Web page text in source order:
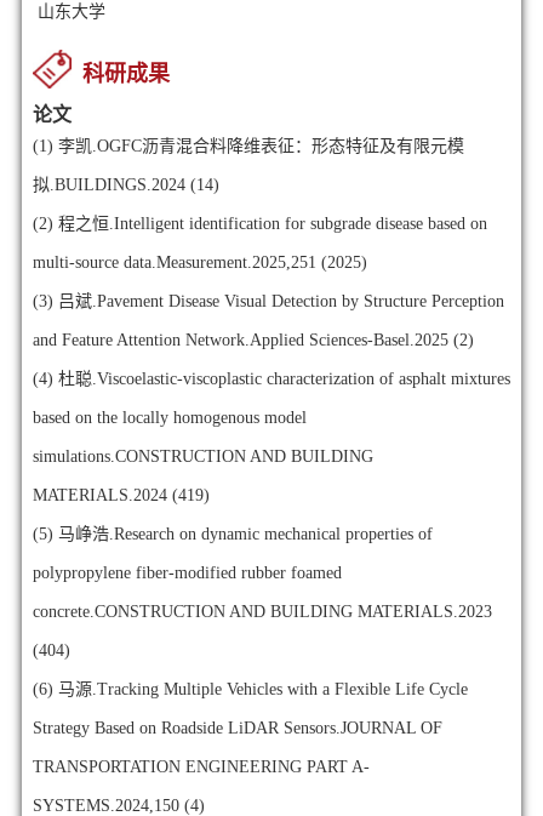
山东大学
科研成果
论文
(1) 李凯.OGFC沥青混合料降维表征：形态特征及有限元模
拟.BUILDINGS.2024 (14)
(2) 程之恒.Intelligent identification for subgrade disease based on
multi-source data.Measurement.2025,251 (2025)
(3) 吕斌.Pavement Disease Visual Detection by Structure Perception
and Feature Attention Network.Applied Sciences-Basel.2025 (2)
(4) 杜聪.Viscoelastic-viscoplastic characterization of asphalt mixtures
based on the locally homogenous model
simulations.CONSTRUCTION AND BUILDING
MATERIALS.2024 (419)
(5) 马峥浩.Research on dynamic mechanical properties of
polypropylene fiber-modified rubber foamed
concrete.CONSTRUCTION AND BUILDING MATERIALS.2023
(404)
(6) 马源.Tracking Multiple Vehicles with a Flexible Life Cycle
Strategy Based on Roadside LiDAR Sensors.JOURNAL OF
TRANSPORTATION ENGINEERING PART A-
SYSTEMS.2024,150 (4)